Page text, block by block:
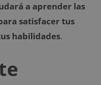
a aprender las
satisfacer tus
habilidades.